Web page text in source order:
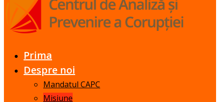
Prima
Despre noi
Mandatul CAPC
Misiune